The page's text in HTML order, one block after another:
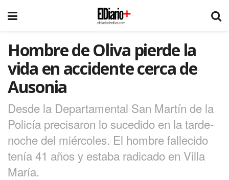
Hombre de Oliva pierde la
vida en accidente cerca de
Ausonia
Desde la Departamental San Martín de la
Policía precisaron lo sucedido en la tarde-
noche del miércoles. El hombre fallecido
tenía 41 años y estaba radicado en Villa
María.